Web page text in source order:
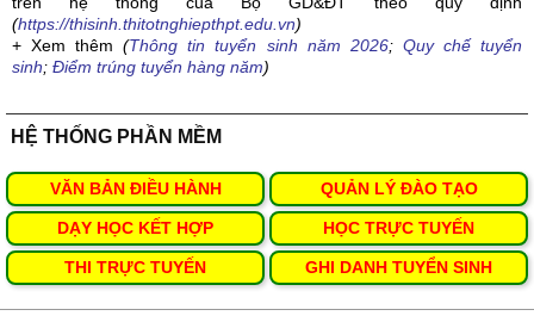
(https://thisinh.thitotnghiepthpt.edu.vn)
+ Xem thêm(Thông tin tuyển sinh năm 2026; Quy chế tuyển
sinh; Điểm trúng tuyển hàng năm)
HỆ THỐNG PHẦN MỀM
VĂN BẢN ĐIỀU HÀNH QUẢN LÝ ĐÀO TẠO
DẠY HỌC KẾT HỢP HỌC TRỰC TUYẾN
THI TRỰC TUYẾN GHI DANH TUYỂN SINH